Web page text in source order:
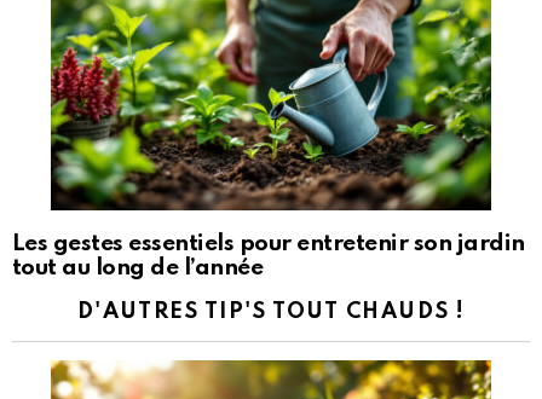
Les gestes essentiels pour entretenir son jardin
tout au long de l’année
D'AUTRES TIP'S TOUT CHAUDS !